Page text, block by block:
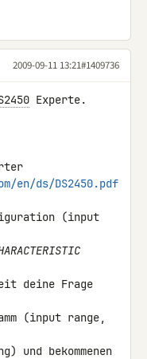
2009-09-11 13:21#1409736
Experte.
en/ds/DS2450.pdf
(input
deine Frage
(input range,
und bekommenen